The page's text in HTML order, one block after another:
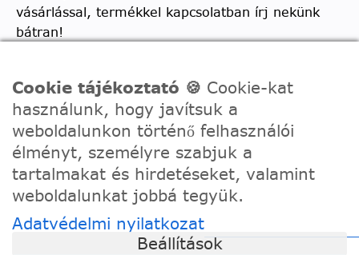
vásárlással, termékkel kapcsolatban írj nekünk
bátran!
Ügyfélszolgálati e-mail: hello@festede.hu
Egyedi képes számfestőkkel kapcsolatban:
egyedi@festede.hu
Facebook Messenger
Csatlakozz 19.000 fős Facebook csoportunkhoz!
Cookie tájékoztató 🍪 Cookie-kat
használunk, hogy javítsuk a
weboldalunkon történő felhasználói
élményt, személyre szabjuk a
tartalmakat és hirdetéseket, valamint
weboldalunkat jobbá tegyük.
Adatvédelmi nyilatkozat
Beállítások